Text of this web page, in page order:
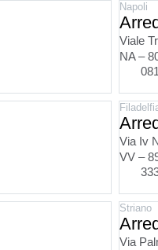
Napoli
Viale
NA –
Via Iv
VV –
Striano
Via